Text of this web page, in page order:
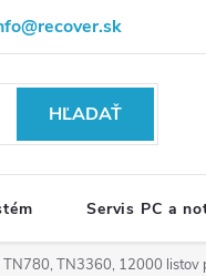
od zmluvy
HĽADAŤ
Servis PC a
TN3360, 12000 listov